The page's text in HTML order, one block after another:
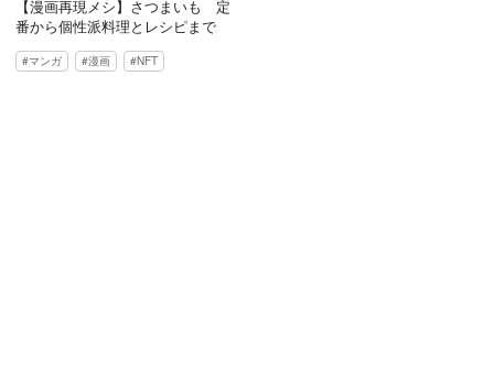
【漫画再現メシ】さつまいも 定
番から個性派料理とレシピまで
マンガ 漫画 NFT